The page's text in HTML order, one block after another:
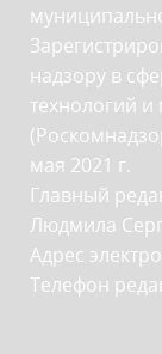
надзору в
технологий
мая 2021 г.
Главный
Людмила
Адрес
Телефон